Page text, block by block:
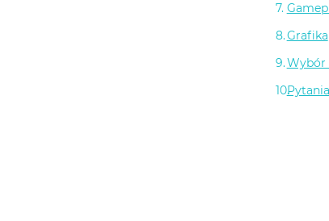
Grafika
Wybór